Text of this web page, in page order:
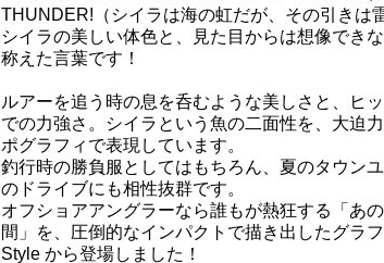
THUNDER!（シイラは海の虹だが、その引きは
シイラの美しい体色と、見た目からは想像でき
称えた言葉です！
ルアーを追う時の息を呑むような美しさと、ヒ
での力強さ。シイラという魚の二面性を、大迫
ポグラフィで表現しています。
釣行時の勝負服としてはもちろん、夏のタウン
のドライブにも相性抜群です。
オフショアアングラーなら誰もが熱狂する「あ
間」を、圧倒的なインパクトで描き出したグラ
Style から登場しました！